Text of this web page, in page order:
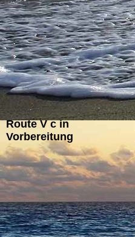
Route V c in
Vorbereitung